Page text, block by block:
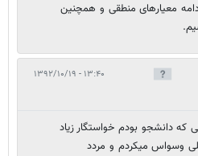
معیارهای منطقی و همچنین
۱۳:۴۰ - ۱۳۹۲/۱۰/۱۹
دانشجو بودم خواستگار زیاد
وسواس میکردم و مردد